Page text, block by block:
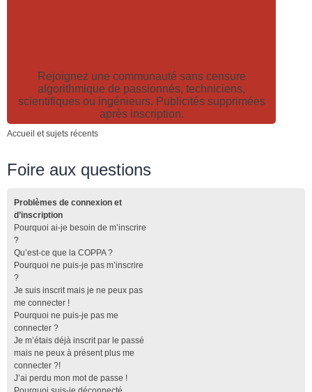
Rejoignez une communauté sans censure
algorithmique de passionnés, techniciens,
scientifiques ou ingénieurs. Publicités supprimées
après inscription.
Accueil et sujets récents
Foire aux questions
Problèmes de connexion et
d’inscription
Pourquoi ai-je besoin de m’inscrire
?
Qu’est-ce que la COPPA ?
Pourquoi ne puis-je pas m’inscrire
?
Je suis inscrit mais je ne peux pas
me connecter !
Pourquoi ne puis-je pas me
connecter ?
Je m’étais déjà inscrit par le passé
mais ne peux à présent plus me
connecter ?!
J’ai perdu mon mot de passe !